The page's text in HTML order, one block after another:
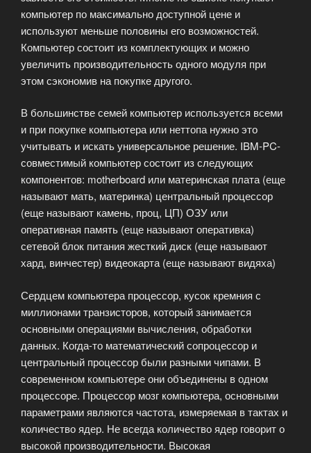
компьютер по максимально доступной цене и
используют меньше половины его возможностей.
Компьютер состоит из комплектующих и можно
увеличить производительность одного модуля при
этом сэкономив на покупке другого.
В большинстве семей компьютер используется всеми
и при покупке компьютера или неттопа нужно это
учитывать и искать универсальное решение. IBM-PC-
совместимый компьютер состоит из следующих
компонентов: motherboard или материнская плата (еще
называют мать, материнка) центральный процессор
(еще называют камень, проц, ЦП) ОЗУ или
оперативная память (еще называют оперативка)
сетевой блок питания жесткий диск (еще называют
хард, винчестер) видеокарта (еще называют видяха)
Сердцем компьютера процессор, кусок кремния с
миллионами транзисторов, который занимается
основными операциями вычисления, обработки
данных. Когда-то математический сопроцессор и
центральный процессор были разными чипами. В
современном компьютере они объединены в одном
процессоре. Процессор мозг компьютера, основными
параметрами являются частота, измеряемая в тактах и
количество ядер. Не всегда количество ядер говорит о
высокой производительности. Высокая